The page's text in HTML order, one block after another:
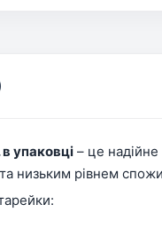
упаковці – це
низьким рівнем